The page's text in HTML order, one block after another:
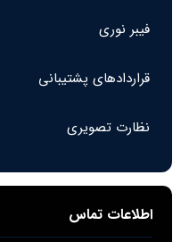
فیبر نوری
قراردادهای پشتیبانی
نظارت تصویری
اطلاعات تماس